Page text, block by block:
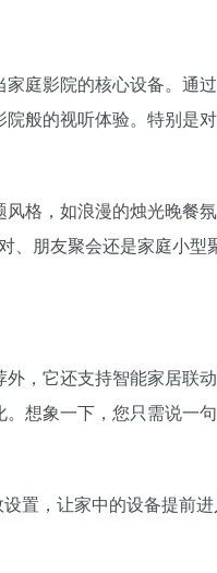
庭影院的核心设备。通
般的视听体验。特别是
格，如浪漫的烛光晚餐
朋友聚会还是家庭小
，它还支持智能家居联
想象一下，您只需说一
置，让家中的设备提前